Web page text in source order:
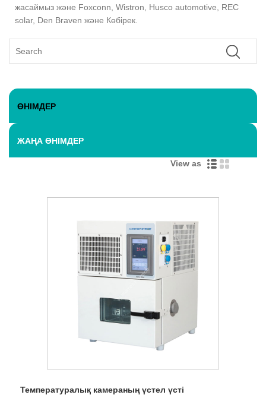
жасаймыз және Foxconn, Wistron, Husco automotive, REC
solar, Den Braven және Көбірек.
ӨНІМДЕР
ЖАҢА ӨНІМДЕР
View as
Температуралық камераның үстел үсті